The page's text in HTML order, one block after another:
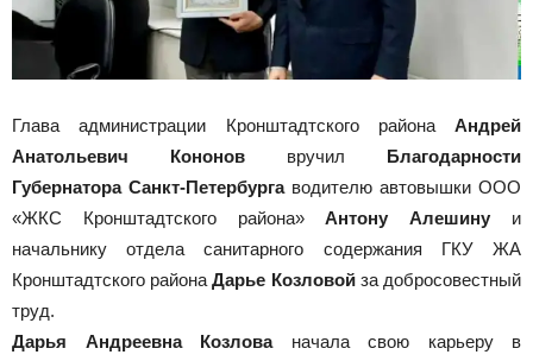
Глава администрации Кронштадтского района Андрей
Анатольевич Кононов вручил Благодарности
Губернатора Санкт-Петербургаводителю автовышки ООО
«ЖКС Кронштадтского района»Антону Алешину и
начальнику отдела санитарного содержания ГКУ ЖА
Кронштадтского районаДарье Козловойза добросовестный
труд.
Дарья Андреевна Козлованачала свою карьеру в